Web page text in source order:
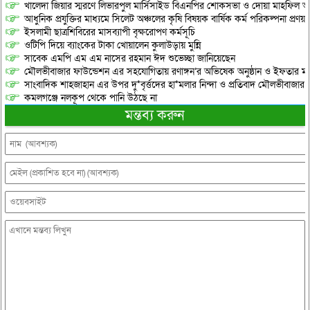
খালেদা জিয়ার স্মরণে লিভারপুল মার্সিসাইড বিএনপির শোকসভা ও দোয়া মাহফিল
আধুনিক প্রযুক্তির মাধ্যমে সিলেট অঞ্চলের কৃষি বিষয়ক বার্ষিক কর্ম পরিকল্পনা
ইসলামী ছাত্রশিবিরের মাসব্যাপী বৃক্ষরোপণ কর্মসূচি
ওটিপি দিয়ে ব্যাংকের টাকা খোয়ালেন কুলাউড়ায় মুন্নি
সাবেক এমপি এম এম নাসের রহমান ঈদ শুভেচ্ছা জানিয়েছেন
মৌলভীবাজার ফাউন্ডেশন এর সহযোগিতায় রণাঙ্গন’র অভিষেক অনুষ্ঠান ও ইফতার
সাংবাদিক শাহজাহান এর উপর দু*বৃর্ত্তদের হা*মলার নিন্দা ও প্রতিবাদ মৌলভীবাজার
কমলগঞ্জে নলকূপ থেকে পানি উঠছে না
মন্তব্য করুন